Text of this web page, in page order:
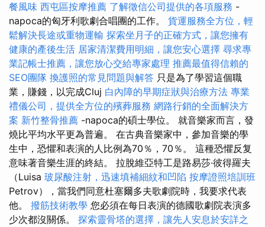
餐風味 西屯區按摩推薦 了解徵信公司提供的各項服務 -
napoca的匈牙利歌劇合唱團的工作。 貨運服務全方位，輕
鬆解決長途或重物運輸 探索坐月子的正確方式，讓您擁有
健康的產後生活 居家清潔費用明細，讓您安心選擇 尋求專
業記帳士推薦，讓您放心交給專家處理 推薦最值得信賴的
SEO團隊 換護照的常見問題與解答 只是為了學習這個職
業，賺錢，以完成Cluj 白內障的早期症狀與治療方法 專業
禮儀公司，提供全方位的殯葬服務 網路行銷的全面解決方
案 新竹整骨推薦 -napoca的碩士學位。 就音樂家而言，發
燒比平均水平更為普遍。 在古典音樂家中，參加音樂的學
生中，恐懼和表演的人比例為70％，70％。 這種恐懼反复
意味著音樂生涯的終結。 拉脫維亞特工是路易莎·彼得羅夫
（Luisa 玻尿酸注射，迅速填補細紋和凹陷 按摩證照培訓班
Petrov），當我們同意杜塞爾多夫歌劇院時，我要求代表
他。 撥筋技術教學 您必須在每日表演的德國歌劇院表演多
少次都沒關係。 探索靈骨塔的選擇，讓先人安息於安詳之